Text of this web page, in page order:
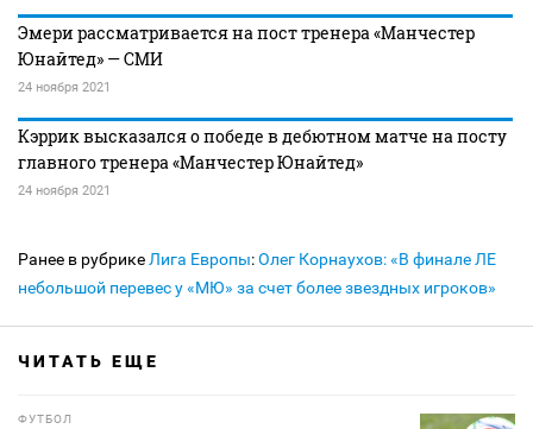
Эмери рассматривается на пост тренера «Манчестер
Юнайтед» — СМИ
24 ноября 2021
Кэррик высказался о победе в дебютном матче на посту
главного тренера «Манчестер Юнайтед»
24 ноября 2021
Ранее в рубрикеЛига Европы:Олег Корнаухов: «В финале ЛЕ
небольшой перевес у «МЮ» за счет более звездных игроков»
ЧИТАТЬ ЕЩЕ
ФУТБОЛ